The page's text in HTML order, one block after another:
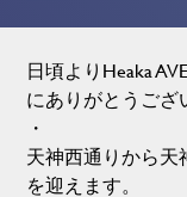
日頃よりHeaka
にありがとうござ
・
天神西通りから天
を迎えます。